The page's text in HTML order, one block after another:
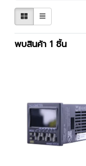
พบสินค้า 1 ชิ้น